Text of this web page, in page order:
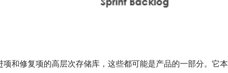
和修复项的高层次存储库，这些都可能是产品的一部分。它本